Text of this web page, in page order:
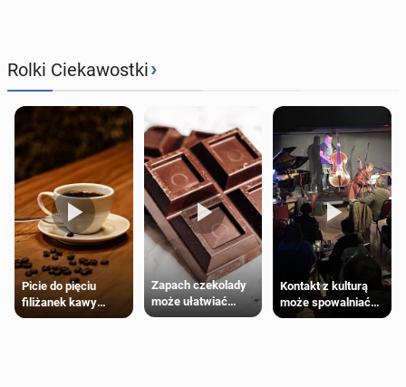
Rolki Ciekawostki›
Picie do pięciu
filiżanek kawy
dziennie jest
Zapach czekolady
może ułatwiać
trening siłowy
Kontakt z kulturą
może spowalniać
starzenie